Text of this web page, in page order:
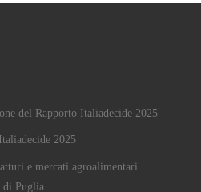
del Rapporto Italiadecide 2025
2025
e mercati agroalimentari
di Puglia